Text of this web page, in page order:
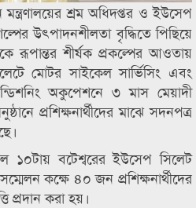
মন্ত্রণালয়ের শ্রম অধিদপ্তর ও ইউসেপ
উৎপাদনশীলতা বৃদ্ধিতে পিছিয়ে
রূপান্তর শীর্ষক প্রকল্পের আওতায়
মোটর সাইকেল সার্ভিসিং এবং
অকুপেশনে ৩ মাস মেয়াদী
প্রশিক্ষনার্থীদের মাঝে সদনপত্র
বটেশ্বরের ইউসেপ সিলেট
কক্ষে ৪০ জন প্রশিক্ষনার্থীদের
প্রদান করা হয়।